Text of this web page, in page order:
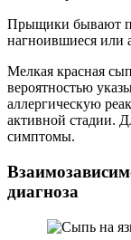
Прыщики бывают
нагноившиеся или
Мелкая красная
вероятностью
аллергическую
активной стадии.
симптомы.
диагноза